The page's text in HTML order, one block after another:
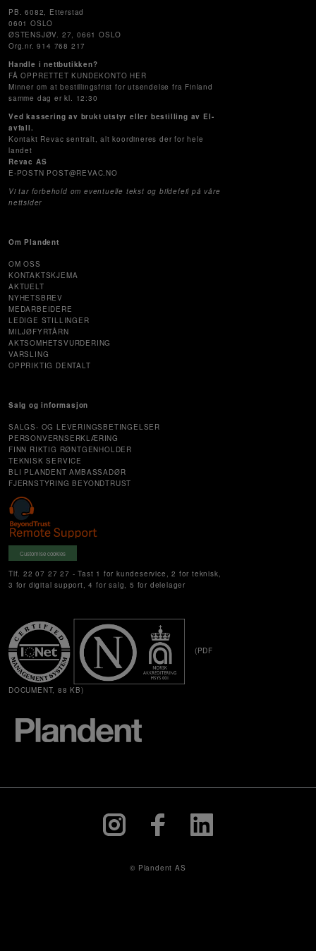
PB. 6082, Etterstad
0601 OSLO
ØSTENSJØV. 27, 0661 OSLO
Org.nr. 914 768 217
Handle i nettbutikken?
FÅ OPPRETTET KUNDEKONTO HER
Minner om at bestillingsfrist for utsendelse fra Finland
samme dag er kl. 12:30
Ved kassering av brukt utstyr eller bestilling av El-
avfall.
Kontakt Revac sentralt, alt koordineres der for hele
landet
Revac AS
E-POSTN POST@REVAC.NO
Vi tar forbehold om eventuelle tekst og bildefeil på våre
nettsider
Om Plandent
OM OSS
KONTAKTSKJEMA
AKTUELT
NYHETSBREV
MEDARBEIDERE
LEDIGE STILLINGER
MILJØFYRTÅRN
AKTSOMHETSVURDERING
VARSLING
OPPRIKTIG DENTALT
Salg og informasjon
SALGS- OG LEVERINGSBETINGELSER
PERSONVERNSERKLÆRING
FINN RIKTIG RØNTGENHOLDER
TEKNISK SERVICE
BLI PLANDENT AMBASSADØR
FJERNSTYRING BEYONDTRUST
Customise cookies
Tlf. 22 07 27 27 - Tast 1 for kundeservice, 2 for teknisk,
3 for digital support, 4 for salg, 5 for delelager
(PDF
DOCUMENT, 88 KB)
© Plandent AS